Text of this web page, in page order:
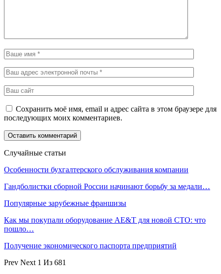
Сохранить моё имя, email и адрес сайта в этом браузере для
последующих моих комментариев.
Случайные статьи
Особенности бухгалтерского обслуживания компании
Гандболистки сборной России начинают борьбу за медали…
Популярные зарубежные франшизы
Как мы покупали оборудование AE&T для новой СТО: что
пошло…
Получение экономического паспорта предприятий
Prev Next 1 Из 681